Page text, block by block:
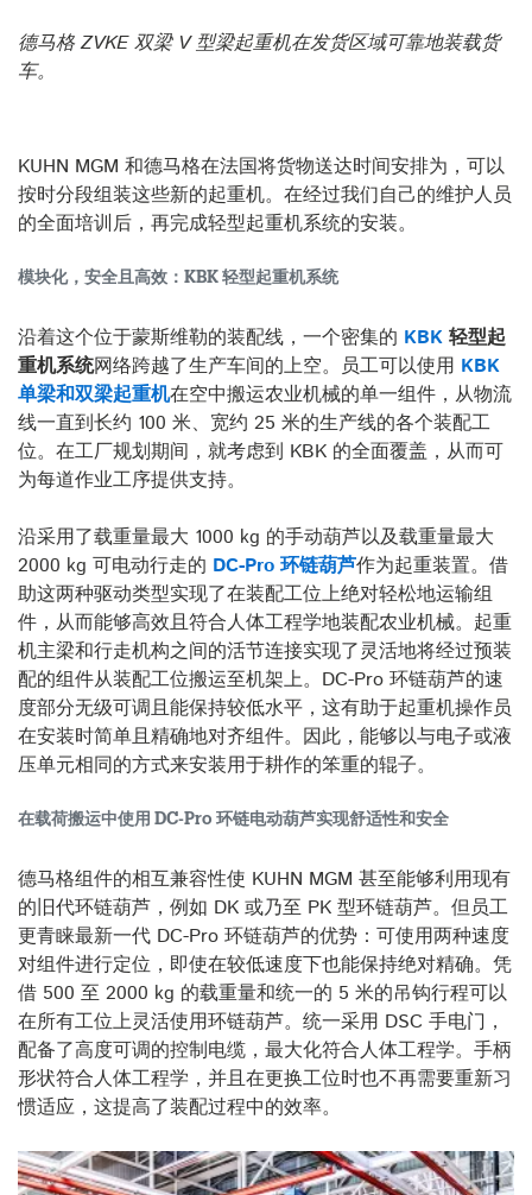
德马格 ZVKE 双梁 V 型梁起重机在发货区域可靠地装载货
车。
KUHN MGM 和德马格在法国将货物送达时间安排为，可以
按时分段组装这些新的起重机。在经过我们自己的维护人员
的全面培训后，再完成轻型起重机系统的安装。
模块化，安全且高效：KBK 轻型起重机系统
沿着这个位于蒙斯维勒的装配线，一个密集的 KBK 轻型起
重机系统网络跨越了生产车间的上空。员工可以使用 KBK
单梁和双梁起重机在空中搬运农业机械的单一组件，从物流
线一直到长约 100 米、宽约 25 米的生产线的各个装配工
位。在工厂规划期间，就考虑到 KBK 的全面覆盖，从而可
为每道作业工序提供支持。
沿采用了载重量最大 1000 kg 的手动葫芦以及载重量最大
2000 kg 可电动行走的 DC-Pro 环链葫芦作为起重装置。借
助这两种驱动类型实现了在装配工位上绝对轻松地运输组
件，从而能够高效且符合人体工程学地装配农业机械。起重
机主梁和行走机构之间的活节连接实现了灵活地将经过预装
配的组件从装配工位搬运至机架上。DC-Pro 环链葫芦的速
度部分无级可调且能保持较低水平，这有助于起重机操作员
在安装时简单且精确地对齐组件。因此，能够以与电子或液
压单元相同的方式来安装用于耕作的笨重的辊子。
在载荷搬运中使用 DC-Pro 环链电动葫芦实现舒适性和安全
德马格组件的相互兼容性使 KUHN MGM 甚至能够利用现有
的旧代环链葫芦，例如 DK 或乃至 PK 型环链葫芦。但员工
更青睐最新一代 DC-Pro 环链葫芦的优势：可使用两种速度
对组件进行定位，即使在较低速度下也能保持绝对精确。凭
借 500 至 2000 kg 的载重量和统一的 5 米的吊钩行程可以
在所有工位上灵活使用环链葫芦。统一采用 DSC 手电门，
配备了高度可调的控制电缆，最大化符合人体工程学。手柄
形状符合人体工程学，并且在更换工位时也不再需要重新习
惯适应，这提高了装配过程中的效率。